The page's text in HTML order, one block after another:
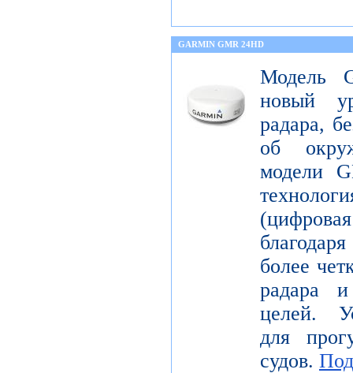
GARMIN GMR 24HD
Модель
новый
радара,
об
модели
более
радара и
целей.
для
судов.